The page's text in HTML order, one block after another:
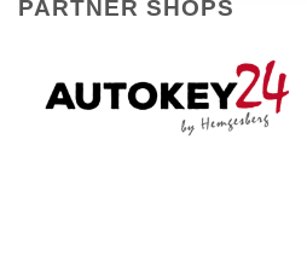
PARTNER SHOPS